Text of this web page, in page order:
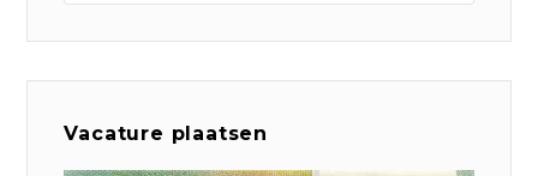
Vacature plaatsen